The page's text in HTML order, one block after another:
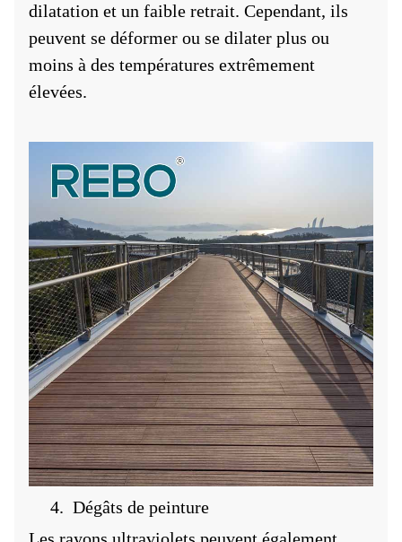
dilatation et un faible retrait. Cependant, ils
peuvent se déformer ou se dilater plus ou
moins à des températures extrêmement
élevées.
4. Dégâts de peinture